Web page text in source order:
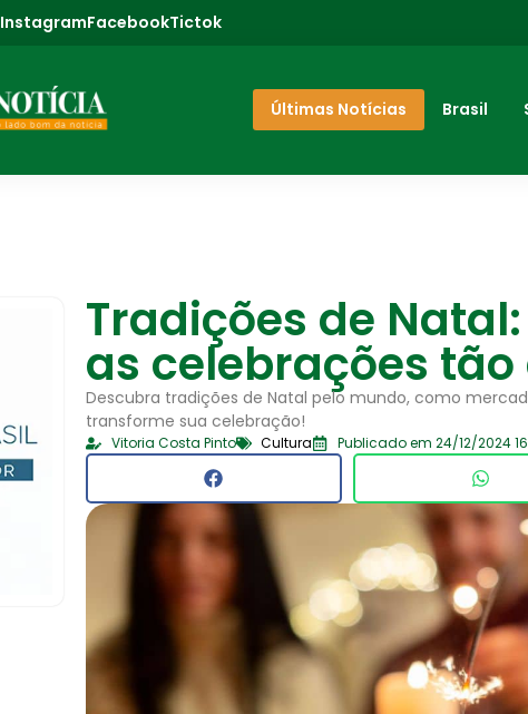
InstagramFacebookTictok
Últimas Notícias Brasil
Tradições de
as celebrações
Descubra tradições de Natal pelo mundo, como
transforme sua celebração!
Vitoria Costa Pinto Cultura Publicado em 24/12/2024